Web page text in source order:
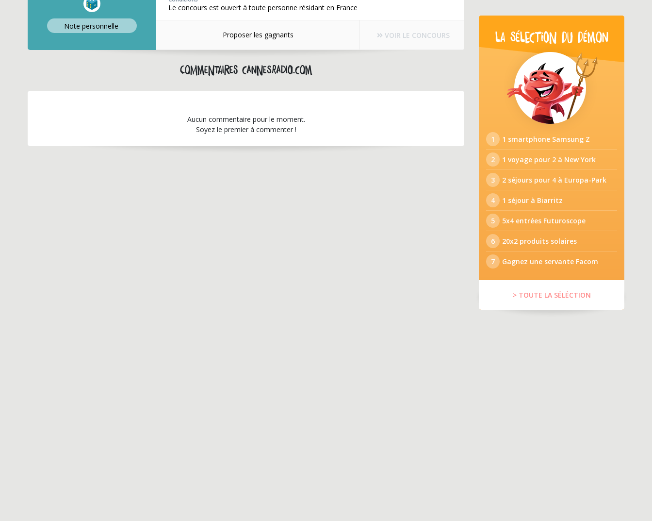
Note personnelle
Le concours est ouvert à toute personne résidant en France
Proposer les gagnants VOIR LE CONCOURS
Commentaires cannesradio.com
Aucun commentaire pour le moment.
Soyez le premier à commenter !
LA SÉLECTION DU DÉMON
1 1 smartphone Samsung Z
2 1 voyage pour 2 à New York
3 2 séjours pour 4 à Europa-Park
4 1 séjour à Biarritz
5 5x4 entrées Futuroscope
6 20x2 produits solaires
7 Gagnez une servante Facom
> TOUTE LA SÉLÉCTION